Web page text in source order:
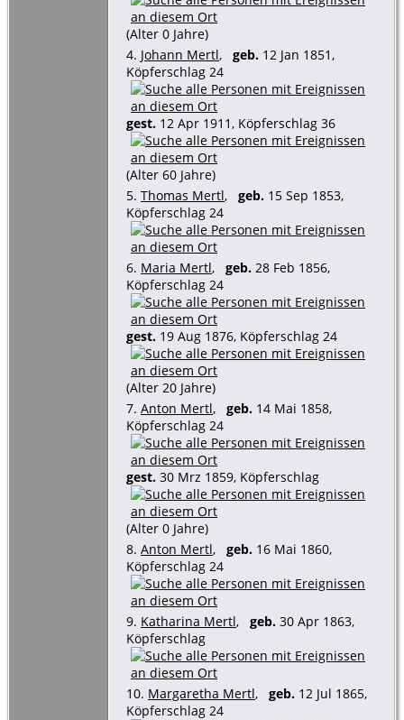
(Alter 0 Jahre)
4. Johann Mertl, geb. 12 Jan 1851,
Köpferschlag 24
gest. 12 Apr 1911, Köpferschlag 36
(Alter 60 Jahre)
5. Thomas Mertl, geb. 15 Sep 1853,
Köpferschlag 24
6. Maria Mertl, geb. 28 Feb 1856,
Köpferschlag 24
gest. 19 Aug 1876, Köpferschlag 24
(Alter 20 Jahre)
7. Anton Mertl, geb. 14 Mai 1858,
Köpferschlag 24
gest. 30 Mrz 1859, Köpferschlag
(Alter 0 Jahre)
8. Anton Mertl, geb. 16 Mai 1860,
Köpferschlag 24
9. Katharina Mertl, geb. 30 Apr 1863,
Köpferschlag
10. Margaretha Mertl, geb. 12 Jul 1865,
Köpferschlag 24